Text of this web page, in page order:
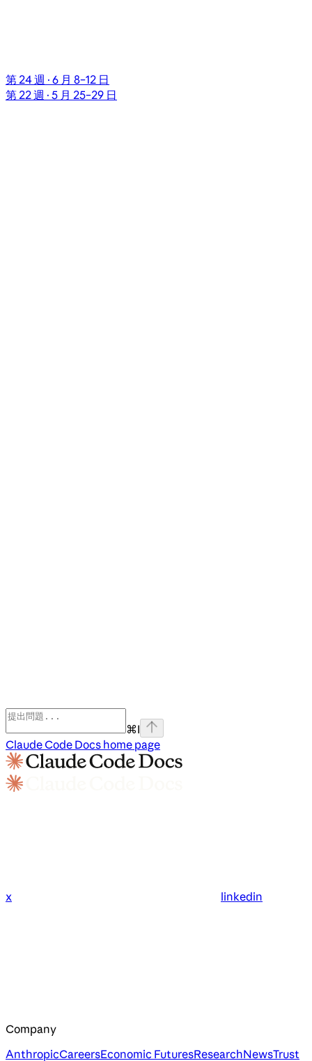
第 24 週 · 6 月 8–12 日
第 22 週 · 5 月 25–29 日
⌘I
Claude Code Docs home page
x linkedin
Company
AnthropicCareersEconomic FuturesResearchNewsTrust